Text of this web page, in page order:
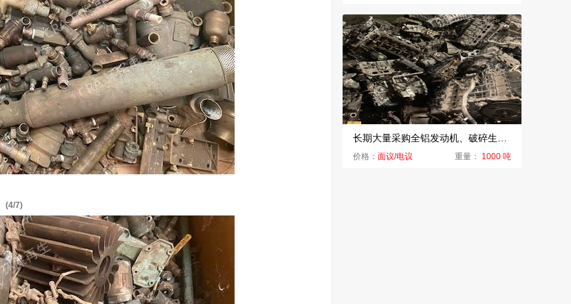
(4/7)
价格： 面议/电议 重量： 1000 吨